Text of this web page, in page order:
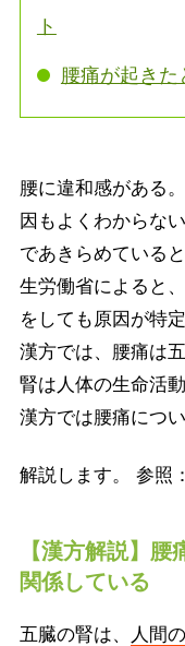
ト
腰痛が起き
腰に違和感がある
因もよくわからな
であきらめている
生労働省によると
をしても原因が特
漢方では、腰痛は
腎は人体の生命活
漢方では腰痛につ
解説します。 参照：
【漢方解説】
関係している
五臓の腎は、 人間